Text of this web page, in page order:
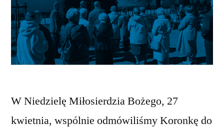
W Niedzielę Miłosierdzia Bożego, 27
kwietnia, wspólnie odmówiliśmy Koronkę do